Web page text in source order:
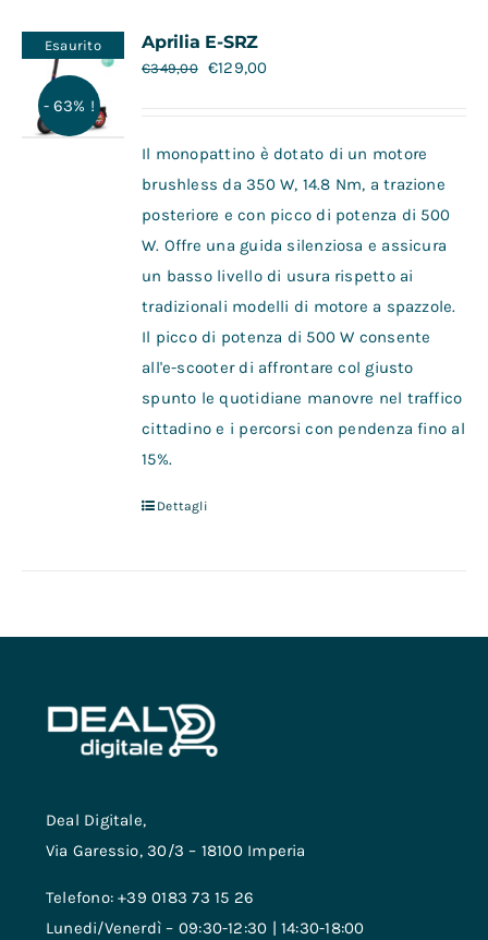
Contatti
Esaurito
- 63% !
Aprilia E-SRZ
€349,00 €129,00
Il monopattino è dotato di un motore
brushless da 350 W, 14.8 Nm, a trazione
posteriore e con picco di potenza di 500
W. Offre una guida silenziosa e assicura
un basso livello di usura rispetto ai
tradizionali modelli di motore a spazzole.
Il picco di potenza di 500 W consente
all'e-scooter di affrontare col giusto
spunto le quotidiane manovre nel traffico
cittadino e i percorsi con pendenza fino al
15%.
Dettagli
Deal Digitale,
Via Garessio, 30/3 – 18100 Imperia
Telefono: +39 0183 73 15 26
Lunedi/Venerdì – 09:30-12:30 | 14:30-18:00